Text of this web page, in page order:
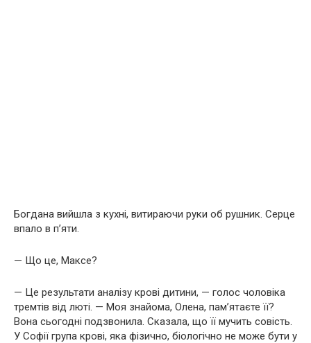
Богдана вийшла з кухні, витираючи руки об рушник. Серце
впало в п’яти.
— Що це, Максе?
— Це результати аналізу крові дитини, — голос чоловіка
тремтів від люті. — Моя знайома, Олена, пам’ятаєте її?
Вона сьогодні подзвонила. Сказала, що її мучить совість.
У Софії група крові, яка фізично, біологічно не може бути у